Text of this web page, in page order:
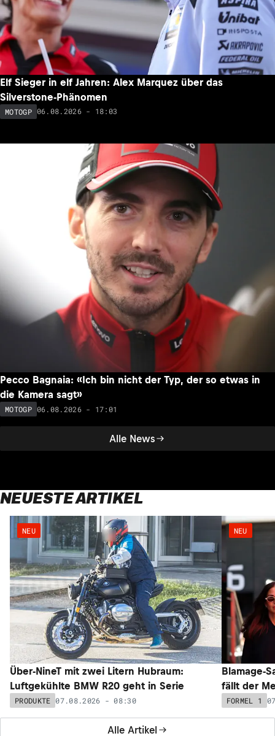
Alle News
Elf Sieger in elf Jahren: Alex Marquez über das
Silverstone-Phänomen
MOTOGP 06.08.2026 - 18:03
Pecco Bagnaia: «Ich bin nicht der Typ, der so etwas in
die Kamera sagt»
MOTOGP 06.08.2026 - 17:01
NEUESTE ARTIKEL
Alle Artikel
NEU
Über-NineT mit zwei Litern Hubraum:
Luftgekühlte BMW R20 geht in Serie
PRODUKTE 07.08.2026 - 08:30
NEU
Blamage-
fällt der
FORMEL 1